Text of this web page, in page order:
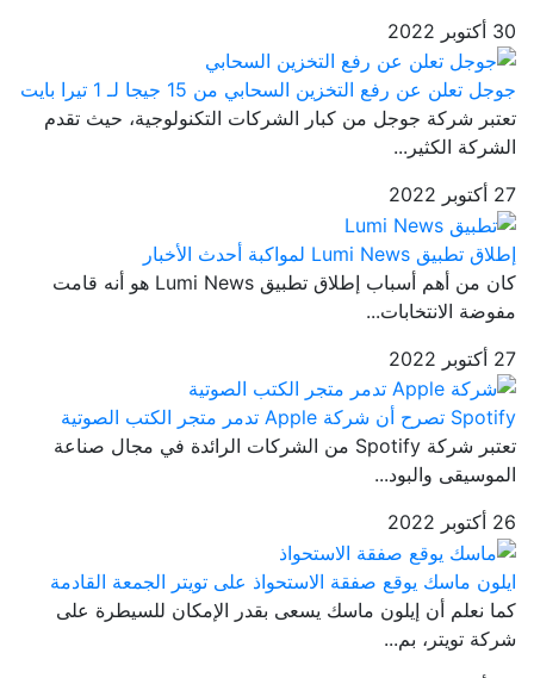
30 أكتوبر 2022
جوجل تعلن عن رفع التخزين السحابي من 15 جيجا لـ 1 تيرا بايت
تعتبر شركة جوجل من كبار الشركات التكنولوجية، حيث تقدم
الشركة الكثير...
27 أكتوبر 2022
إطلاق تطبيق Lumi News لمواكبة أحدث الأخبار
كان من أهم أسباب إطلاق تطبيق Lumi News هو أنه قامت
مفوضة الانتخابات...
27 أكتوبر 2022
Spotify تصرح أن شركة Apple تدمر متجر الكتب الصوتية
تعتبر شركة Spotify من الشركات الرائدة في مجال صناعة
الموسيقى والبود...
26 أكتوبر 2022
ايلون ماسك يوقع صفقة الاستحواذ على تويتر الجمعة القادمة
كما نعلم أن إيلون ماسك يسعى بقدر الإمكان للسيطرة على
شركة تويتر، بم...